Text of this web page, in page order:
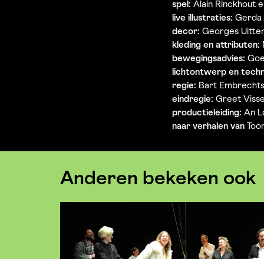
spel: Alain Rinckhout
live illustraties: Gerda
decor: Georges
kleding en attributen:
bewegingsadvies:
lichtontwerp en
regie: Bart Embrechts
eindregie: Greet
productieleiding: An
naar verhalen van
Anderen bekeken ook